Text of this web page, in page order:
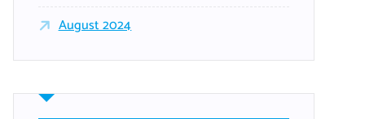
August 2024